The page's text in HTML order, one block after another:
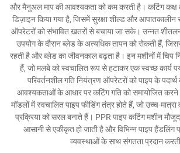
और मैनुअल माप की आवश्यकता को कम करती है। कटिंग कक्ष
डिज़ाइन किया गया है, जिसमें सुरक्षा शील्ड और आपातकालीन
ऑपरेटरों को संभावित खतरों से बचाया जा सके। उन्नत
उपयोग के दौरान ब्लेड के अत्यधिक तापन को रोकती हैं,
रहती है और ब्लेड का जीवनकाल बढ़ता है। इन मशीनों में चिप
हैं, जो मलबे को स्वचालित रूप से हटाकर एक स्वच्छ कार्य
परिवर्तनशील गति नियंत्रण ऑपरेटरों को पाइप के
आवश्यकताओं के आधार पर कटिंग गति को समायोजित
मॉडलों में स्वचालित पाइप फीडिंग तंत्र होते हैं, जो उच्च-
प्रक्रिया को सरल बनाते हैं। PPR पाइप कटिंग मशीन
आसानी से एकीकृत हो जाती है और विभिन्न पाइप हैंडलिंग
व्यवस्थाओं के साथ संगतता प्रदान